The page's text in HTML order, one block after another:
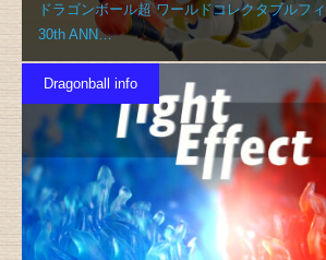
ドラゴンボール超 ワールドコレクタブルフ
30th ANN…
Dragonball info